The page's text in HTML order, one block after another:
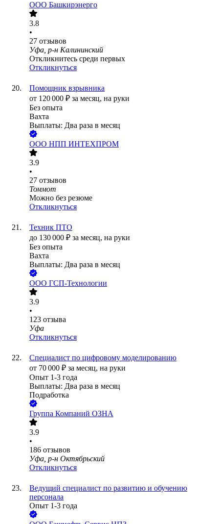
ООО Башкирэнерго
3.8
•
27 отзывов
Уфа, р-н Калининский
Откликнитесь среди первых
Откликнуться
Помощник взрывника
от 120 000 ₽ за месяц, на руки
Без опыта
Вахта
Выплаты: Два раза в месяц
ООО НПП ИНТЕХПРОМ
3.9
•
27 отзывов
Томмот
Можно без резюме
Откликнуться
Техник ПТО
до 130 000 ₽ за месяц, на руки
Без опыта
Вахта
Выплаты: Два раза в месяц
ООО ГСП-Технологии
3.9
•
123 отзыва
Уфа
Откликнуться
Специалист по цифровому моделированию
от 70 000 ₽ за месяц, на руки
Опыт 1-3 года
Выплаты: Два раза в месяц
Подработка
Группа Компаний ОЗНА
3.9
•
186 отзывов
Уфа, р-н Октябрьский
Откликнуться
Ведущий специалист по развитию и обучению
персонала
Опыт 1-3 года